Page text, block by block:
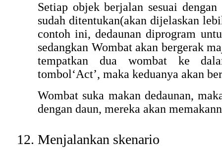
Setiap objek berjalan sesuai
sudah ditentukan(akan dijelaskan
contoh ini, dedaunan diprogram
sedangkan Wombat akan bergerak
tempatkan dua wombat ke
tombol‘Act’, maka keduanya akan
Wombat suka makan dedaunan,
dengan daun, mereka akan
Menjalankan skenario